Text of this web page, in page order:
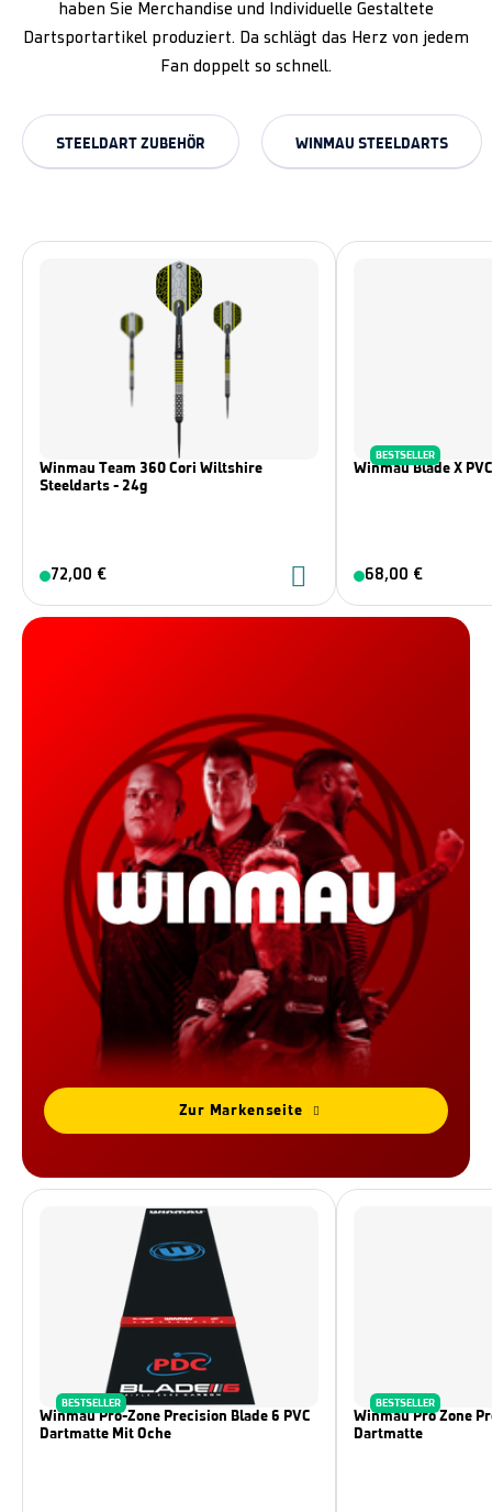
haben Sie Merchandise und Individuelle Gestaltete
Dartsportartikel produziert. Da schlägt das Herz von jedem
Fan doppelt so schnell.
STEELDART ZUBEHÖR WINMAU STEELDARTS
Winmau Team 360 Cori Wiltshire
Steeldarts - 24g
72,00 €
BESTSELLER
Winmau Blade X
68,00 €
Zur Markenseite
BESTSELLER
Winmau Pro-Zone Precision Blade 6 PVC
Dartmatte Mit Oche
BESTSELLER
Winmau Pro Zone
Dartmatte